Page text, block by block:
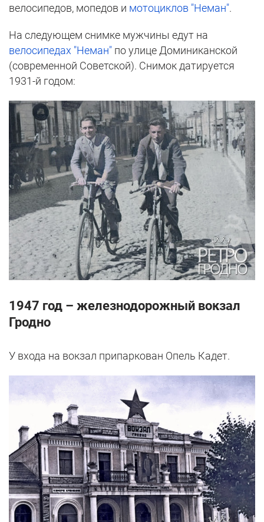
велосипедов, мопедов и мотоциклов "Неман".
На следующем снимке мужчины едут на
велосипедах "Неман" по улице Доминиканской
(современной Советской). Снимок датируется
1931-й годом:
1947 год – железнодорожный вокзал
Гродно
У входа на вокзал припаркован Опель Кадет.